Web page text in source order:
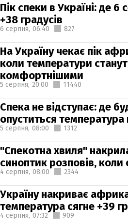
Пік спеки в Україні: де 6
+38 градусів
6 серпня, 06:40 827
На Україну чекає пік
коли температури
комфортнішими
5 серпня, 20:00 11440
Спека не відступає: де
опуститься
5 серпня, 08:00 1312
"Спекотна хвиля"
синоптик розповів, коли
4 серпня, 08:00 2344
Україну накриває
температура сягне +39
4 серпня, 07:32 909